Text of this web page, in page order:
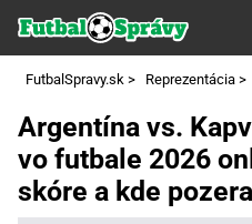
FutbalSpravy.sk > Reprezentácia >
Argentína vs.
vo futbale 2026
skóre a kde